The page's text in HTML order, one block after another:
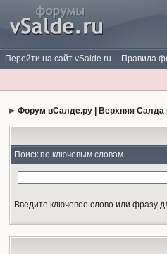
Перейти на сайт vSalde.ru Правила
Форум вСалде.ру | Верхняя
Поиск по ключевым словам
Введите ключевое слово или фразу